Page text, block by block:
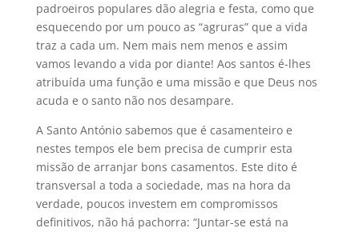
padroeiros populares dão alegria e festa, como que
esquecendo por um pouco as “agruras” que a vida
traz a cada um. Nem mais nem menos e assim
vamos levando a vida por diante! Aos santos é-lhes
atribuída uma função e uma missão e que Deus nos
acuda e o santo não nos desampare.
A Santo António sabemos que é casamenteiro e
nestes tempos ele bem precisa de cumprir esta
missão de arranjar bons casamentos. Este dito é
transversal a toda a sociedade, mas na hora da
verdade, poucos investem em compromissos
definitivos, não há pachorra: “Juntar-se está na